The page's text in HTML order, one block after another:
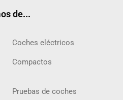
de...
Coches eléctricos
Compactos
Pruebas de coches